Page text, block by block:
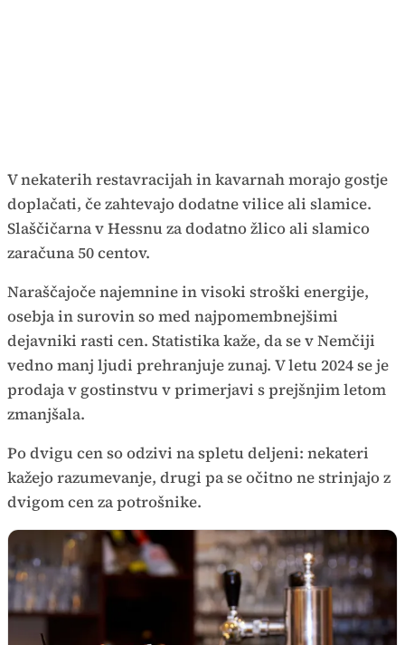
V nekaterih restavracijah in kavarnah morajo gostje
doplačati, če zahtevajo dodatne vilice ali slamice.
Slaščičarna v Hessnu za dodatno žlico ali slamico
zaračuna 50 centov.
Naraščajoče najemnine in visoki stroški energije,
osebja in surovin so med najpomembnejšimi
dejavniki rasti cen. Statistika kaže, da se v Nemčiji
vedno manj ljudi prehranjuje zunaj. V letu 2024 se je
prodaja v gostinstvu v primerjavi s prejšnjim letom
zmanjšala.
Po dvigu cen so odzivi na spletu deljeni: nekateri
kažejo razumevanje, drugi pa se očitno ne strinjajo z
dvigom cen za potrošnike.